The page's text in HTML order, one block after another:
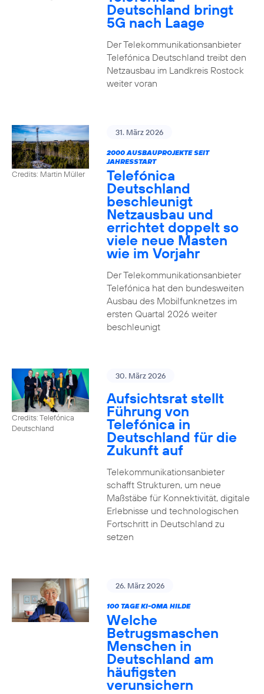
Deutschland bringt
5G nach Laage
Der Telekommunikationsanbieter
Telefónica Deutschland treibt den
Netzausbau im Landkreis Rostock
weiter voran
Credits: Martin Müller
31. März 2026
2000 AUSBAUPROJEKTE SEIT
JAHRESSTART
Telefónica
Deutschland
beschleunigt
Netzausbau und
errichtet doppelt so
viele neue Masten
wie im Vorjahr
Der Telekommunikationsanbieter
Telefónica hat den bundesweiten
Ausbau des Mobilfunknetzes im
ersten Quartal 2026 weiter
beschleunigt
Credits: Telefónica
Deutschland
30. März 2026
Aufsichtsrat stellt
Führung von
Telefónica in
Deutschland für die
Zukunft auf
Telekommunikationsanbieter
schafft Strukturen, um neue
Maßstäbe für Konnektivität, digitale
Erlebnisse und technologischen
Fortschritt in Deutschland zu
setzen
26. März 2026
100 TAGE KI-OMA HILDE
Welche
Betrugsmaschen
Menschen in
Deutschland am
häufigsten
verunsichern